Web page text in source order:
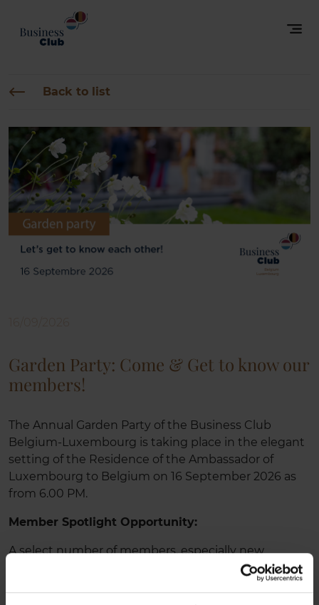
Back to list
Garden Party: Come & Get to know our
members!
The Annual Garden Party of the Business Club
Belgium-Luxembourg is taking place in the elegant
setting of the Residence of the Ambassador of
Luxembourg to Belgium on 16 September 2026 as
from 6.00 PM.
Member Spotlight Opportunity:
A select number of members, especially new
members, will be invited to give a 360-second pitch
to showcase their activities, initiatives, or upcoming